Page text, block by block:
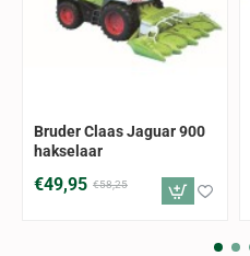
Bruder Claas Jaguar 900
hakselaar
€49,95 €58,25